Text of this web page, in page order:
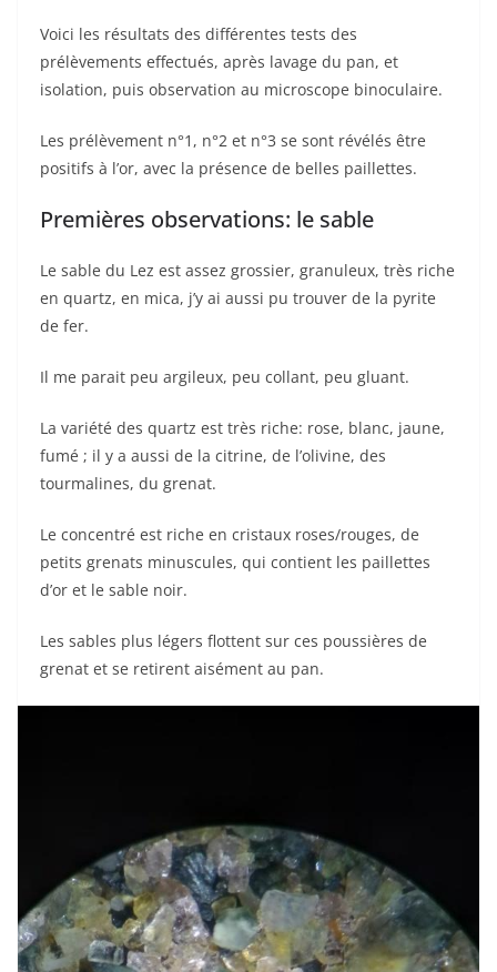
Voici les résultats des différentes tests des
prélèvements effectués, après lavage du pan, et
isolation, puis observation au microscope binoculaire.
Les prélèvement n°1, n°2 et n°3 se sont révélés être
positifs à l’or, avec la présence de belles paillettes.
Premières observations: le sable
Le sable du Lez est assez grossier, granuleux, très riche
en quartz, en mica, j’y ai aussi pu trouver de la pyrite
de fer.
Il me parait peu argileux, peu collant, peu gluant.
La variété des quartz est très riche: rose, blanc, jaune,
fumé ; il y a aussi de la citrine, de l’olivine, des
tourmalines, du grenat.
Le concentré est riche en cristaux roses/rouges, de
petits grenats minuscules, qui contient les paillettes
d’or et le sable noir.
Les sables plus légers flottent sur ces poussières de
grenat et se retirent aisément au pan.